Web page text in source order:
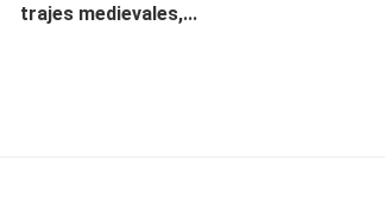
trajes medievales,...